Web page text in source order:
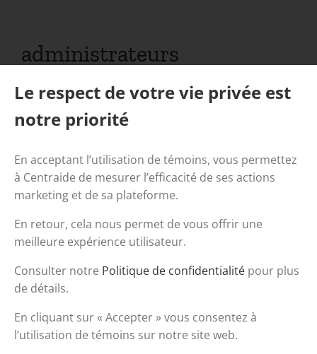
administrateurs
ADMINISTRATRICES
RECHERCHÉS
Le respect de votre vie privée est
notre priorité
En acceptant l’utilisation de témoins, vous permettez
à Centraide de mesurer l’efficacité de ses actions
marketing et de sa plateforme.
En retour, cela nous permet de vous offrir une
meilleure expérience utilisateur.
Consulter notre Politique de confidentialité pour plus
de détails.
En cliquant sur « Accepter » vous consentez à
l’utilisation de témoins sur notre site web.